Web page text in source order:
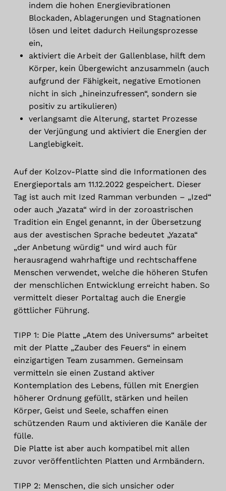
indem die hohen Energievibrationen
Blockaden, Ablagerungen und Stagnationen
lösen und leitet dadurch Heilungsprozesse
ein,
aktiviert die Arbeit der Gallenblase, hilft dem
Körper, kein Übergewicht anzusammeln (auch
aufgrund der Fähigkeit, negative Emotionen
nicht in sich „hineinzufressen“, sondern sie
positiv zu artikulieren)
verlangsamt die Alterung, startet Prozesse
der Verjüngung und aktiviert die Energien der
Langlebigkeit.
Auf der Kolzov-Platte sind die Informationen des
Energieportals am 11.12.2022 gespeichert. Dieser
Tag ist auch mit Ized Ramman verbunden – „Ized“
oder auch „Yazata“ wird in der zoroastrischen
Tradition ein Engel genannt, in der Übersetzung
aus der avestischen Sprache bedeutet „Yazata“
„der Anbetung würdig“ und wird auch für
herausragend wahrhaftige und rechtschaffene
Menschen verwendet, welche die höheren Stufen
der menschlichen Entwicklung erreicht haben. So
vermittelt dieser Portaltag auch die Energie
göttlicher Führung.
TIPP 1: Die Platte „Atem des Universums“ arbeitet
mit der Platte „Zauber des Feuers“ in einem
einzigartigen Team zusammen. Gemeinsam
vermitteln sie einen Zustand aktiver
Kontemplation des Lebens, füllen mit Energien
höherer Ordnung gefüllt, stärken und heilen
Körper, Geist und Seele, schaffen einen
schützenden Raum und aktivieren die Kanäle der
fülle.
Die Platte ist aber auch kompatibel mit allen
zuvor veröffentlichten Platten und Armbändern.
TIPP 2: Menschen, die sich unsicher oder